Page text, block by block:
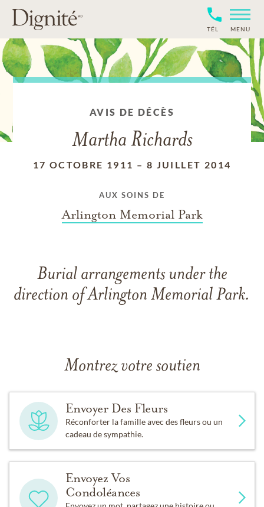
TÉL MENU
AVIS DE DÉCÈS
Martha Richards
17 OCTOBRE 1911 – 8 JUILLET 2014
AUX SOINS DE
Arlington Memorial Park
Burial arrangements under the
direction of Arlington Memorial Park.
Montrez votre soutien
Envoyer Des Fleurs
Réconforter la famille avec des fleurs ou un
cadeau de sympathie.
Envoyez Vos
Condoléances